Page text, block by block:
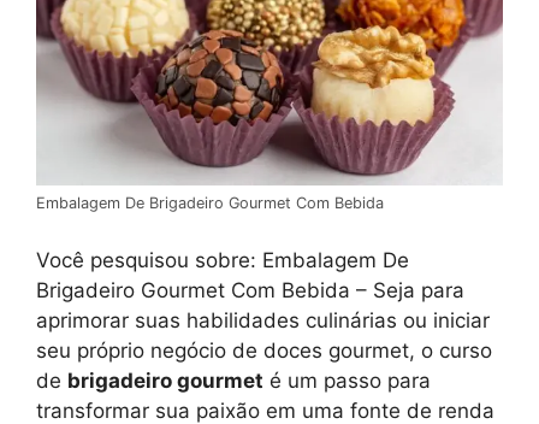
Embalagem De Brigadeiro Gourmet Com Bebida
Você pesquisou sobre: Embalagem De
Brigadeiro Gourmet Com Bebida – Seja para
aprimorar suas habilidades culinárias ou iniciar
seu próprio negócio de doces gourmet, o curso
de brigadeiro gourmet é um passo para
transformar sua paixão em uma fonte de renda